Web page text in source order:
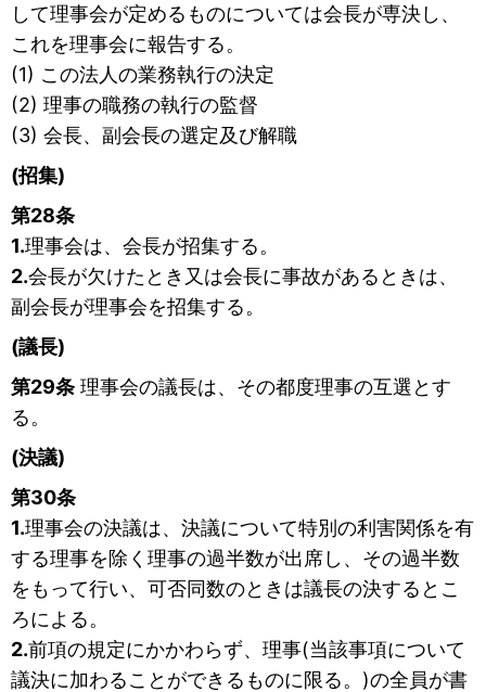
して理事会が定めるものについては会長が専決し、
これを理事会に報告する。
(1) この法人の業務執行の決定
(2) 理事の職務の執行の監督
(3) 会長、副会長の選定及び解職
(招集)
第28条
1.理事会は、会長が招集する。
2.会長が欠けたとき又は会長に事故があるときは、
副会長が理事会を招集する。
(議長)
第29条 理事会の議長は、その都度理事の互選とす
る。
(決議)
第30条
1.理事会の決議は、決議について特別の利害関係を有
する理事を除く理事の過半数が出席し、その過半数
をもって行い、可否同数のときは議長の決するとこ
ろによる。
2.前項の規定にかかわらず、理事(当該事項について
議決に加わることができるものに限る。)の全員が書